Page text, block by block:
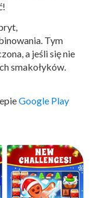
Tym
a jeśli się nie
smakołyków.
Google Play